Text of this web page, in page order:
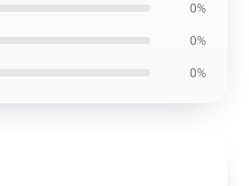
0%
0%
0%